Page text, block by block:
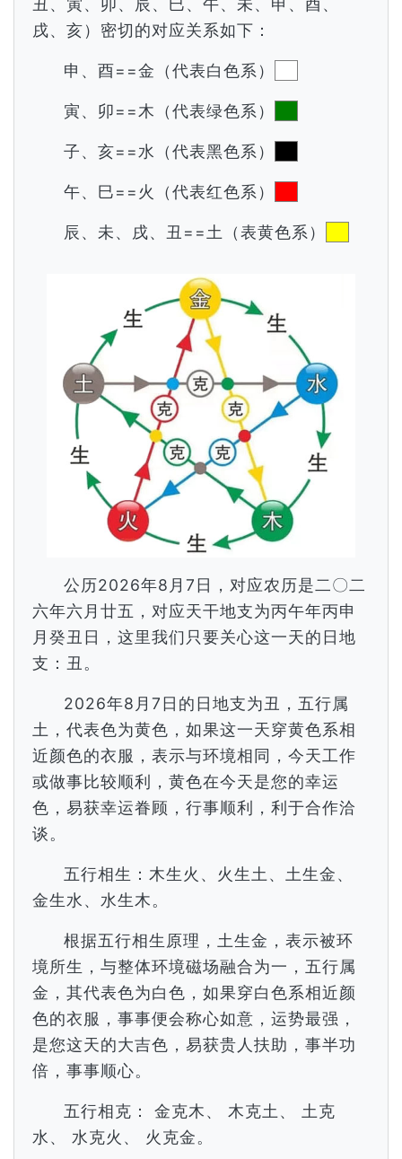
丑、寅、卯、辰、巳、午、未、申、酉、
戌、亥）密切的对应关系如下：
申、酉==金（代表白色系）
寅、卯==木（代表绿色系）
子、亥==水（代表黑色系）
午、巳==火（代表红色系）
辰、未、戌、丑==土（表黄色系）
公历2026年8月7日，对应农历是二〇二
六年六月廿五，对应天干地支为丙午年丙申
月癸丑日，这里我们只要关心这一天的日地
支：丑。
2026年8月7日的日地支为丑，五行属
土，代表色为黄色，如果这一天穿黄色系相
近颜色的衣服，表示与环境相同，今天工作
或做事比较顺利，黄色在今天是您的幸运
色，易获幸运眷顾，行事顺利，利于合作洽
谈。
五行相生：木生火、火生土、土生金、
金生水、水生木。
根据五行相生原理，土生金，表示被环
境所生，与整体环境磁场融合为一，五行属
金，其代表色为白色，如果穿白色系相近颜
色的衣服，事事便会称心如意，运势最强，
是您这天的大吉色，易获贵人扶助，事半功
倍，事事顺心。
五行相克： 金克木、 木克土、 土克
水、 水克火、 火克金。